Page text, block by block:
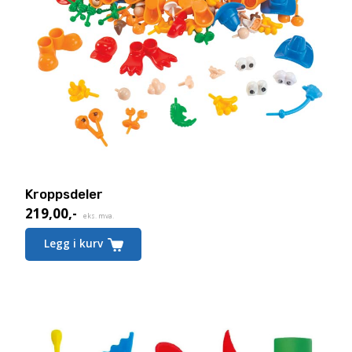
Kroppsdeler
219,00,- eks. mva.
Legg i kurv